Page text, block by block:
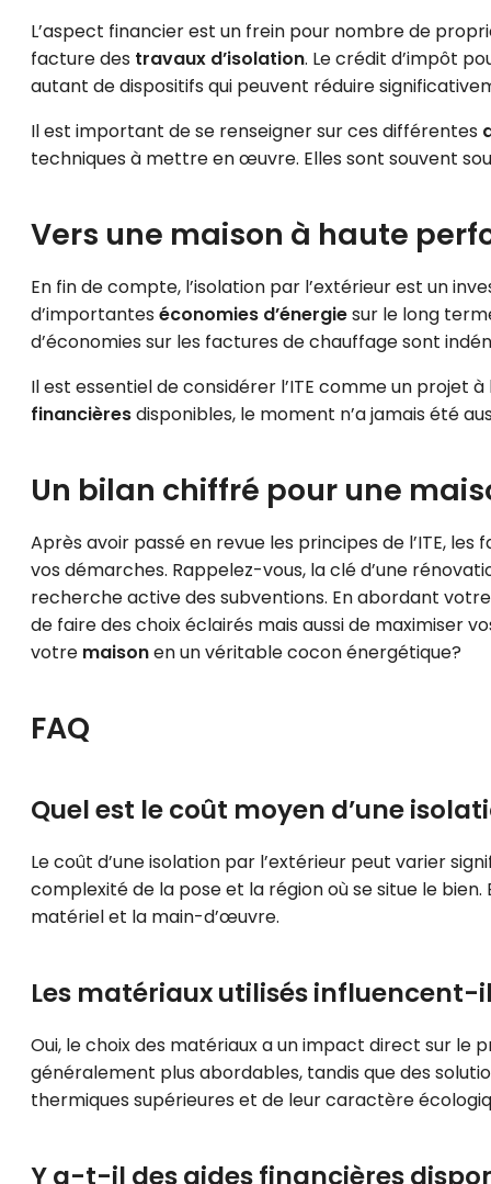
L’aspect financier est un frein pour nombre de
facture des travaux d’isolation. Le crédit d’impôt
autant de dispositifs qui peuvent réduire
Il est important de se renseigner sur ces différentes
techniques à mettre en œuvre. Elles sont souvent
Vers une maison à haute
En fin de compte, l’isolation par l’extérieur est un
d’importantes économies d’énergiesur le long
d’économies sur les factures de chauffage sont
Il est essentiel de considérer l’ITE comme un projet
financièresdisponibles, le moment n’a jamais été
Un bilan chiffré pour une
Après avoir passé en revue les principes de l’ITE,
vos démarches. Rappelez-vous, la clé d’une
recherche active des subventions. En abordant
de faire des choix éclairés mais aussi de maximiser
votre maisonen un véritable cocon énergétique?
FAQ
Quel est le coût moyen d’une
Le coût d’une isolation par l’extérieur peut varier
complexité de la pose et la région où se situe le
matériel et la main-d’œuvre.
Les matériaux utilisés influencent-
Oui, le choix des matériaux a un impact direct sur le
généralement plus abordables, tandis que des
thermiques supérieures et de leur caractère
Y a-t-il des aides financières